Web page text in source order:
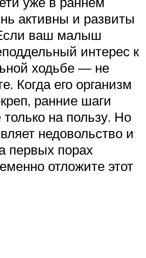
активны и развиты
ваш малыш
интерес к
ходьбе — не
Когда его организм
ранние шаги
только на пользу. Но
недовольство и
первых порах
отложите этот